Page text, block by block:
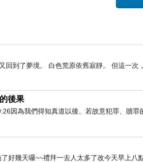
回到了夢境。 白色荒原依舊寂靜。 但這一次
後果
因為我們得知真道以後、若故意犯罪、贖
好幾天囉~~禮拜一去人太多了改今天早上